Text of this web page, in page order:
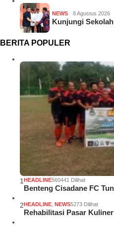
NEWS 8 Agustus 2026
Kunjungi
BERITA POPULER
1 HEADLINE560441 Dilihat
Benteng Cisadane FC
2HEADLINE NEWS5273 Dilihat
Rehabilitasi Pasar